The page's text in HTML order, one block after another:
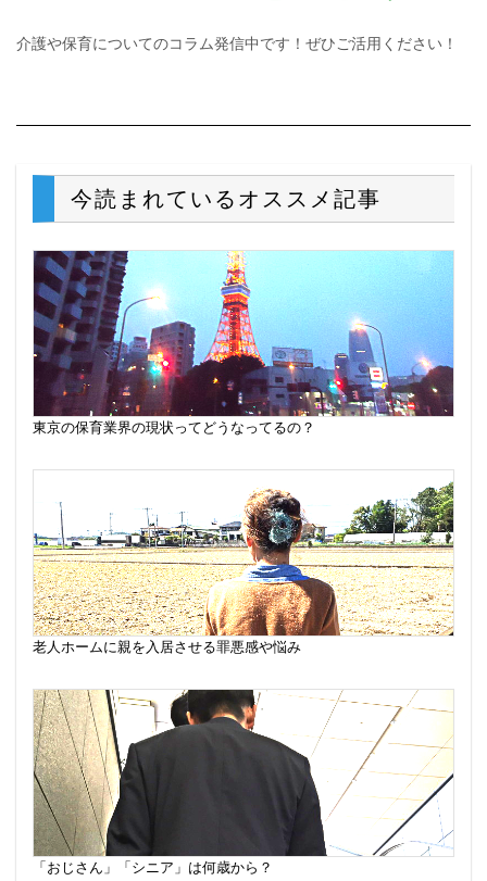
介護や保育についてのコラム発信中です！ぜひご活用ください！
今読まれているオススメ記事
東京の保育業界の現状ってどうなってるの？
老人ホームに親を入居させる罪悪感や悩み
「おじさん」「シニア」は何歳から？